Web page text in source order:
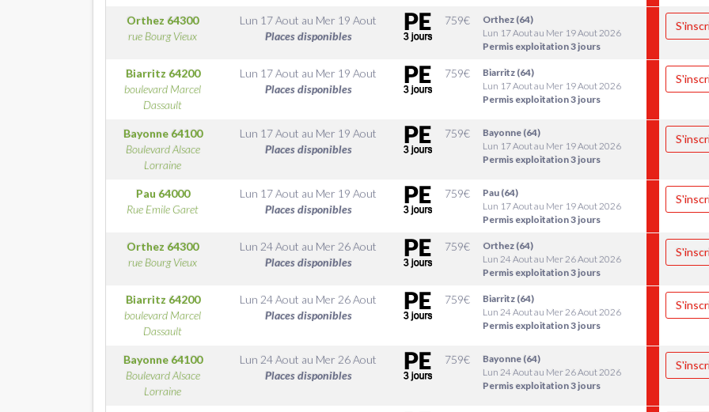
Orthez 64300
rue Bourg Vieux
Lun 17 Aout au Mer 19 Aout
Places disponibles
759€
Orthez (64)
Lun 17 Aout au Mer 19 Aout 2026
Permis exploitation 3 jours
Biarritz 64200
boulevard Marcel
Dassault
Lun 17 Aout au Mer 19 Aout
Places disponibles
759€
Biarritz (64)
Lun 17 Aout au Mer 19 Aout 2026
Permis exploitation 3 jours
Bayonne 64100
Boulevard Alsace
Lorraine
Lun 17 Aout au Mer 19 Aout
Places disponibles
759€
Bayonne (64)
Lun 17 Aout au Mer 19 Aout 2026
Permis exploitation 3 jours
Pau 64000
Rue Emile Garet
Lun 17 Aout au Mer 19 Aout
Places disponibles
759€
Pau (64)
Lun 17 Aout au Mer 19 Aout 2026
Permis exploitation 3 jours
Orthez 64300
rue Bourg Vieux
Lun 24 Aout au Mer 26 Aout
Places disponibles
759€
Orthez (64)
Lun 24 Aout au Mer 26 Aout 2026
Permis exploitation 3 jours
Biarritz 64200
boulevard Marcel
Dassault
Lun 24 Aout au Mer 26 Aout
Places disponibles
759€
Biarritz (64)
Lun 24 Aout au Mer 26 Aout 2026
Permis exploitation 3 jours
Bayonne 64100
Boulevard Alsace
Lorraine
Lun 24 Aout au Mer 26 Aout
Places disponibles
759€
Bayonne (64)
Lun 24 Aout au Mer 26 Aout 2026
Permis exploitation 3 jours